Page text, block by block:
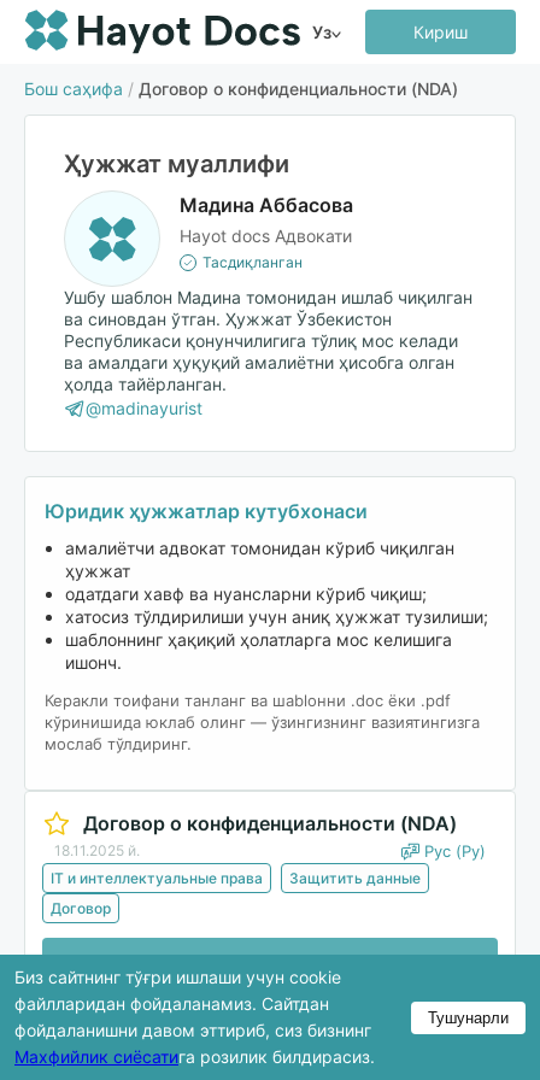
Уз Кириш
Бош саҳифа / Договор о конфиденциальности (NDA)
Ҳужжат муаллифи
Мадина Аббасова
Hayot docs Адвокати
Тасдиқланган
Ушбу шаблон Мадина томонидан ишлаб чиқилган
ва синовдан ўтган. Ҳужжат Ўзбекистон
Республикаси қонунчилигига тўлиқ мос келади
ва амалдаги ҳуқуқий амалиётни ҳисобга олган
ҳолда тайёрланган.
@madinayurist
Юридик ҳужжатлар кутубхонаси
амалиётчи адвокат томонидан кўриб чиқилган
ҳужжат
одатдаги хавф ва нуансларни кўриб чиқиш;
хатосиз тўлдирилиши учун аниқ ҳужжат тузилиши;
шаблоннинг ҳақиқий ҳолатларга мос келишига
ишонч.
Керакли тоифани танланг ва шablонни .doc ёки .pdf
кўринишида юклаб олинг — ўзингизнинг вазиятингизга
мослаб тўлдиринг.
Договор о конфиденциальности (NDA)
18.11.2025 й. Рус (Ру)
IT и интеллектуальные права
Защитить данные
Договор
Кўриб чиқишда ҳужжатнинг фақат бир қисми
Биз сайтнинг тўғри ишлаши учун cookie
файлларидан фойдаланамиз. Сайтдан
фойдаланишни давом эттириб, сиз бизнинг
Махфийлик сиёсатига розилик билдирасиз.
Тушунарли